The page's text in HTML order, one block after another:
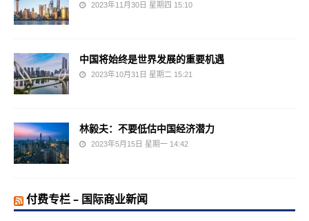
2023年11月30日 星期四 15:10
中国将始终是世界发展的重要机遇
2023年10月31日 星期二 15:21
林毅夫：不要低估中国经济潜力
2023年5月15日 星期一 14:42
付费专栏 – 国际商业新闻